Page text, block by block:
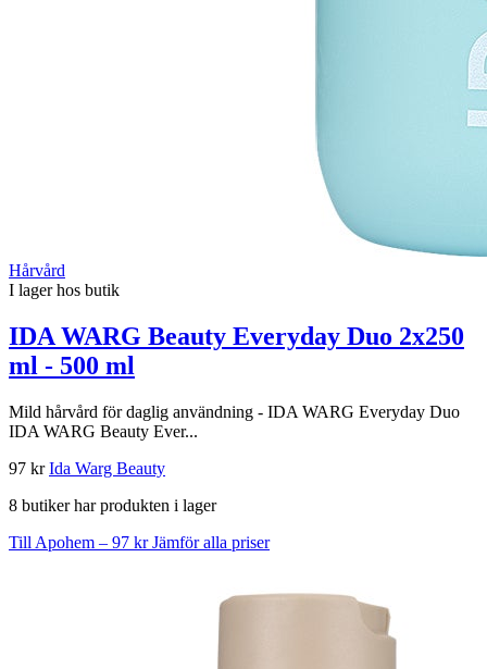
Hårvård
I lager hos butik
IDA WARG Beauty Everyday Duo 2x250
ml - 500 ml
Mild hårvård för daglig användning - IDA WARG Everyday Duo
IDA WARG Beauty Ever...
97 krIda Warg Beauty
8 butiker har produkten i lager
Till Apohem – 97 krJämför alla priser